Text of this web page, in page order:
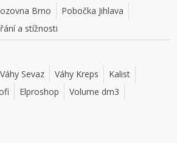
Brno
Pobočka Jihlava
a stížnosti
Váhy Sevaz Váhy Kreps
Kalist
Elproshop
Volume dm3